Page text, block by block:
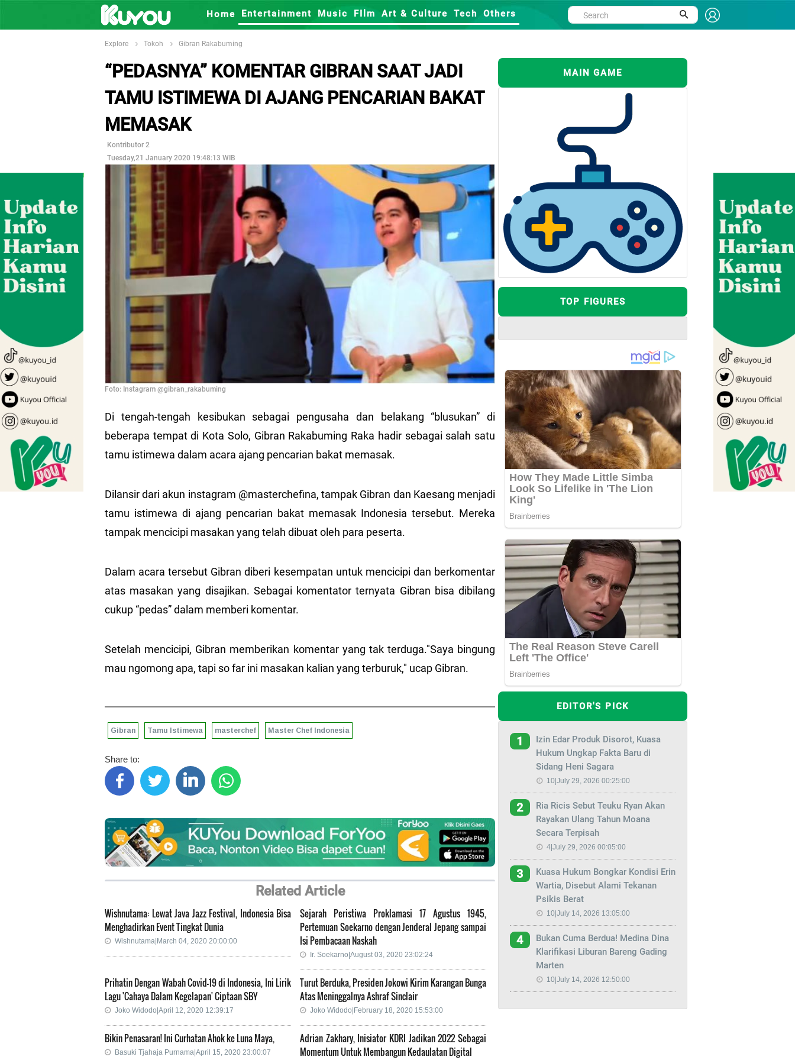
Home Entertainment Music FIlm Art & Culture Tech Others
Explore Tokoh Gibran Rakabuming
“PEDASNYA” KOMENTAR GIBRAN SAAT JADI
TAMU ISTIMEWA DI AJANG PENCARIAN BAKAT
MEMASAK
Kontributor 2
Tuesday,21 January 2020 19:48:13 WIB
Foto: Instagram @gibran_rakabuming
Di tengah-tengah kesibukan sebagai pengusaha dan belakang “blusukan” di
beberapa tempat di Kota Solo, Gibran Rakabuming Raka hadir sebagai salah satu
tamu istimewa dalam acara ajang pencarian bakat memasak.
Dilansir dari akun instagram @masterchefina, tampak Gibran dan Kaesang menjadi
tamu istimewa di ajang pencarian bakat memasak Indonesia tersebut. Mereka
tampak mencicipi masakan yang telah dibuat oleh para peserta.
Dalam acara tersebut Gibran diberi kesempatan untuk mencicipi dan berkomentar
atas masakan yang disajikan. Sebagai komentator ternyata Gibran bisa dibilang
cukup “pedas” dalam memberi komentar.
Setelah mencicipi, Gibran memberikan komentar yang tak terduga."Saya bingung
mau ngomong apa, tapi so far ini masakan kalian yang terburuk," ucap Gibran.
Gibran Tamu Istimewa masterchef Master Chef Indonesia
Share to:
Related Article
Wishnutama: Lewat Java Jazz Festival, Indonesia Bisa
Menghadirkan Event Tingkat Dunia
Wishnutama|March 04, 2020 20:00:00
Sejarah Peristiwa Proklamasi 17 Agustus 1945,
Pertemuan Soekarno dengan Jenderal Jepang sampai
Isi Pembacaan Naskah
Ir. Soekarno|August 03, 2020 23:02:24
Prihatin Dengan Wabah Covid-19 di Indonesia, Ini Lirik
Lagu 'Cahaya Dalam Kegelapan' Ciptaan SBY
Joko Widodo|April 12, 2020 12:39:17
Turut Berduka, Presiden Jokowi Kirim Karangan Bunga
Atas Meninggalnya Ashraf Sinclair
Joko Widodo|February 18, 2020 15:53:00
Bikin Penasaran! Ini Curhatan Ahok ke Luna Maya,
Basuki Tjahaja Purnama|April 15, 2020 23:00:07
Adrian Zakhary, Inisiator KDRI Jadikan 2022 Sebagai
Momentum Untuk Membangun Kedaulatan Digital
MAIN GAME
TOP FIGURES
EDITOR'S PICK
1
Izin Edar Produk Disorot, Kuasa
Hukum Ungkap Fakta Baru di
Sidang Heni Sagara
10|July 29, 2026 00:25:00
2
Ria Ricis Sebut Teuku Ryan Akan
Rayakan Ulang Tahun Moana
Secara Terpisah
4|July 29, 2026 00:05:00
3
Kuasa Hukum Bongkar Kondisi Erin
Wartia, Disebut Alami Tekanan
Psikis Berat
10|July 14, 2026 13:05:00
4
Bukan Cuma Berdua! Medina Dina
Klarifikasi Liburan Bareng Gading
Marten
10|July 14, 2026 12:50:00